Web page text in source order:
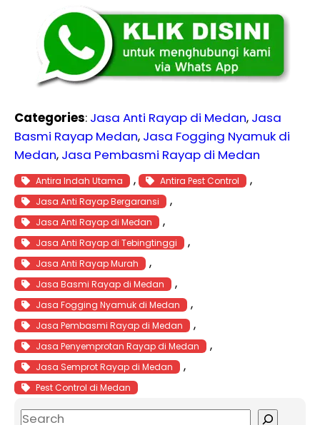
Categories: Jasa Anti Rayap di Medan, Jasa
Basmi Rayap Medan, Jasa Fogging Nyamuk di
Medan, Jasa Pembasmi Rayap di Medan
Antira Indah Utama , Antira Pest Control ,
Jasa Anti Rayap Bergaransi ,
Jasa Anti Rayap di Medan ,
Jasa Anti Rayap di Tebingtinggi ,
Jasa Anti Rayap Murah ,
Jasa Basmi Rayap di Medan ,
Jasa Fogging Nyamuk di Medan ,
Jasa Pembasmi Rayap di Medan ,
Jasa Penyemprotan Rayap di Medan ,
Jasa Semprot Rayap di Medan ,
Pest Control di Medan